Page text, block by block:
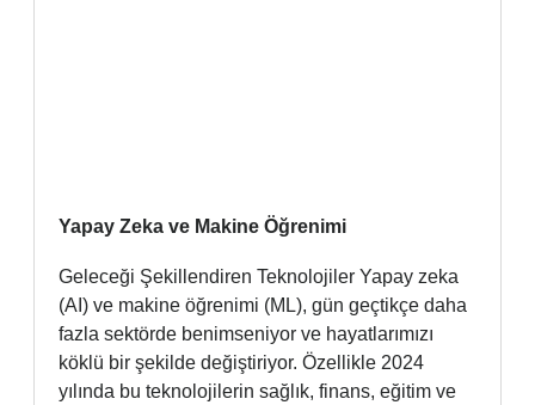
Yapay Zeka ve Makine Öğrenimi
Geleceği Şekillendiren Teknolojiler Yapay zeka
(AI) ve makine öğrenimi (ML), gün geçtikçe daha
fazla sektörde benimseniyor ve hayatlarımızı
köklü bir şekilde değiştiriyor. Özellikle 2024
yılında bu teknolojilerin sağlık, finans, eğitim ve